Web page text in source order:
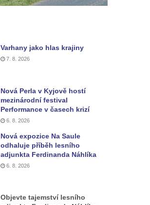
Varhany jako hlas krajiny
7. 8. 2026
Nová Perla v Kyjově hostí
mezinárodní festival
Performance v časech krizí
6. 8. 2026
Nová expozice Na Saule
odhaluje příběh lesního
adjunkta Ferdinanda Náhlíka
6. 8. 2026
Objevte tajemství lesního